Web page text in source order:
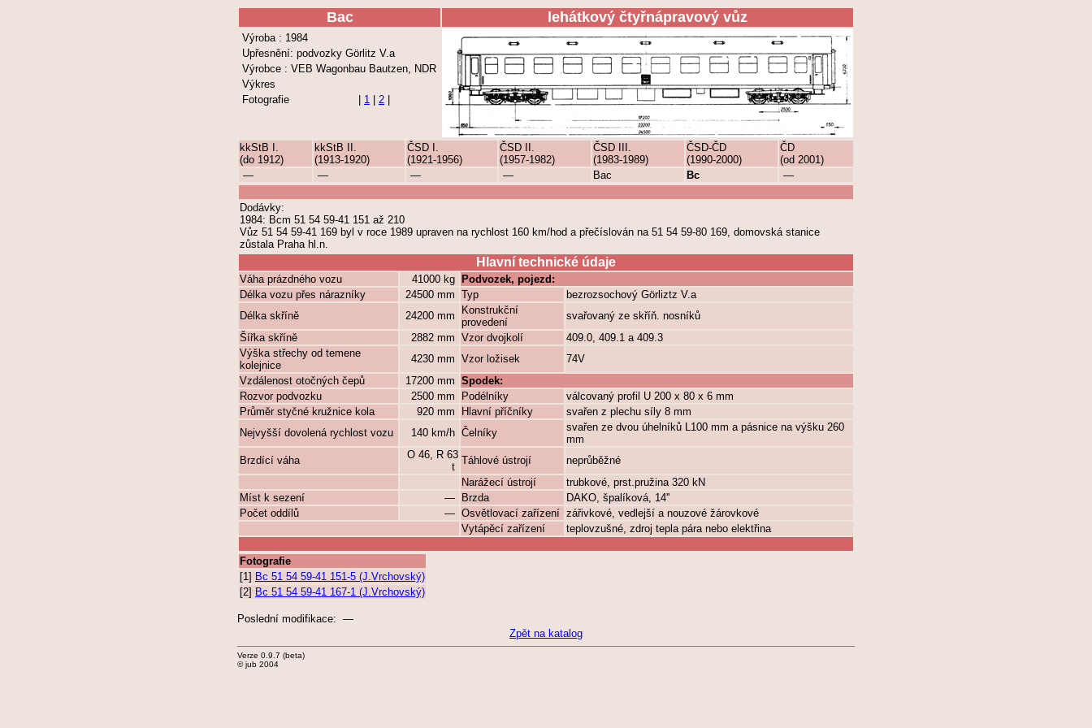
Bac lehátkový čtyřnápravový vůz
Výroba : 1984
Upřesnění: podvozky Görlitz V.a
Výrobce : VEB Wagonbau Bautzen, NDR
Výkres
Fotografie
1 2
kkStB I.
(do 1912)
kkStB II.
(1913-1920)
ČSD I.
(1921-1956)
ČSD II.
(1957-1982)
ČSD III.
(1983-1989)
ČSD-ČD
(1990-2000)
ČD
(od 2001)
—
— — — Bac Bc —
Dodávky:
1984: Bcm 51 54 59-41 151 až 210
Vůz 51 54 59-41 169 byl v roce 1989 upraven na rychlost 160 km/hod a přečíslován na 51 54 59-80 169, domovská stanice
zůstala Praha hl.n.
Hlavní technické údaje
Váha prázdného vozu 41000 kg
Podvozek, pojezd:
Délka vozu přes nárazníky
24500 mm Typ
bezrozsochový Görliztz V.a
Délka skříně
24200 mm
Konstrukční
provedení
svařovaný ze skříň. nosníků
Šířka skříně
2882 mm Vzor dvojkolí
409.0, 409.1 a 409.3
Výška střechy od temene
kolejnice
4230 mm Vzor ložisek
74V
Vzdálenost otočných čepů
17200 mm Spodek:
Rozvor podvozku
2500 mm Podélníky
válcovaný profil U 200 x 80 x 6 mm
Průměr styčné kružnice kola
920 mm Hlavní příčníky
svařen z plechu síly 8 mm
Nejvyšší dovolená rychlost vozu
140 km/h Čelníky
svařen ze dvou úhelníků L100 mm a pásnice na výšku 260
mm
Brzdící váha
O 46, R 63
t
Táhlové ústrojí
neprůběžné
Narážecí ústrojí
trubkové, prst.pružina 320 kN
Míst k sezení
— Brzda
DAKO, špalíková, 14''
Počet oddílů
— Osvětlovací zařízení zářivkové, vedlejší a nouzové žárovkové
Vytápěcí zařízení
teplovzušné, zdroj tepla pára nebo elektřina
Fotografie
[1] Bc 51 54 59-41 151-5 (J.Vrchovský)
[2] Bc 51 54 59-41 167-1 (J.Vrchovský)
Poslední modifikace: —
Zpět na katalog
Verze 0.9.7 (beta)
© jub 2004